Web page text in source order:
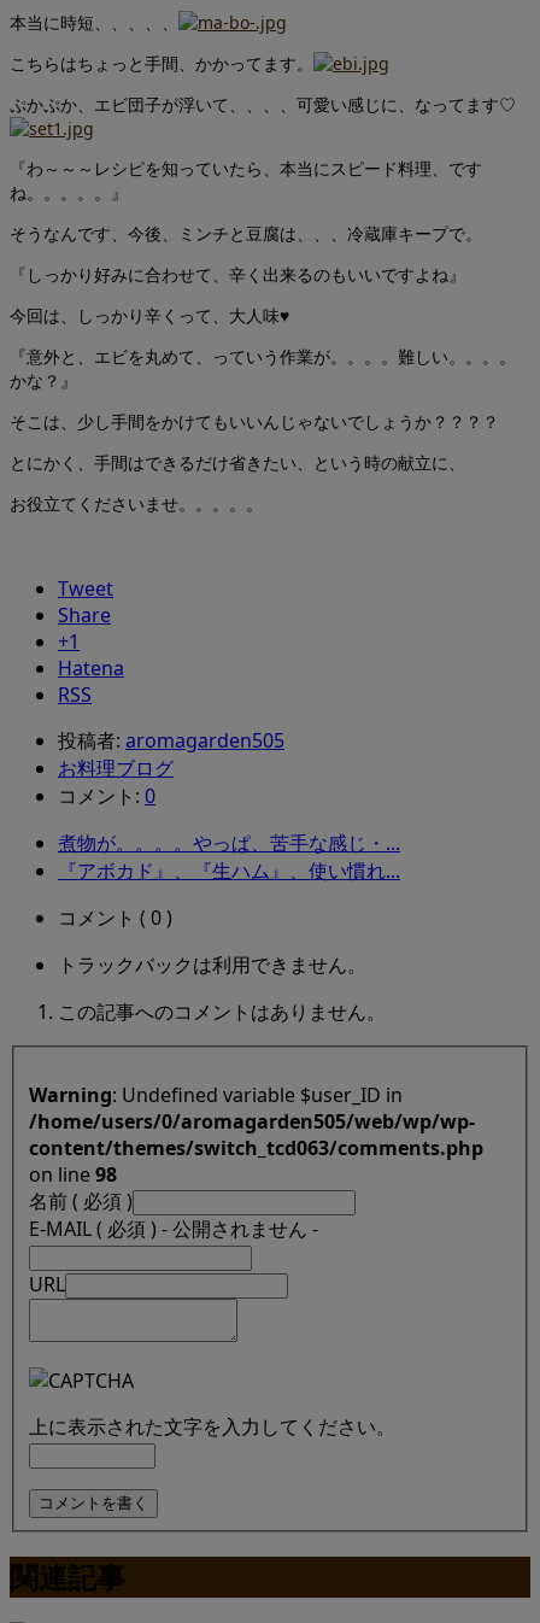
本当に時短、、、、、
こちらはちょっと手間、かかってます。
ぷかぷか、エビ団子が浮いて、、、、可愛い感じに、なってます♡
『わ～～～レシピを知っていたら、本当にスピード料理、です
ね。。。。。』
そうなんです、今後、ミンチと豆腐は、、、冷蔵庫キープで。
『しっかり好みに合わせて、辛く出来るのもいいですよね』
今回は、しっかり辛くって、大人味♥
『意外と、エビを丸めて、っていう作業が。。。。難しい。。。。
かな？』
そこは、少し手間をかけてもいいんじゃないでしょうか？？？？
とにかく、手間はできるだけ省きたい、という時の献立に、
お役立てくださいませ。。。。。
Tweet
Share
+1
Hatena
RSS
投稿者: aromagarden505
お料理ブログ
コメント: 0
煮物が。。。。やっぱ、苦手な感じ・...
『アボカド』、『生ハム』、使い慣れ...
コメント ( 0 )
トラックバックは利用できません。
この記事へのコメントはありません。
Warning : Undefined variable $user_ID in
/home/users/0/aromagarden505/web/wp/wp-
content/themes/switch_tcd063/comments.php
on line98
名前 ( 必須 )
E-MAIL ( 必須 ) - 公開されません -
URL
上に表示された文字を入力してください。
関連記事